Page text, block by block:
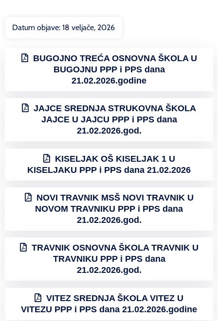
Datum objave: 18 veljače, 2026
BUGOJNO TREĆA OSNOVNA ŠKOLA U
BUGOJNU PPP i PPS dana
21.02.2026.godine
JAJCE SREDNJA STRUKOVNA ŠKOLA
JAJCE U JAJCU PPP i PPS dana
21.02.2026.god.
KISELJAK OŠ KISELJAK 1 U
KISELJAKU PPP i PPS dana 21.02.2026
NOVI TRAVNIK MSŠ NOVI TRAVNIK U
NOVOM TRAVNIKU PPP i PPS dana
21.02.2026.god.
TRAVNIK OSNOVNA ŠKOLA TRAVNIK U
TRAVNIKU PPP i PPS dana
21.02.2026.god.
VITEZ SREDNJA ŠKOLA VITEZ U
VITEZU PPP i PPS dana 21.02.2026.godine